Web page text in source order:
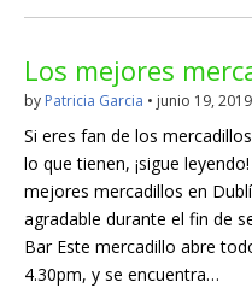
Irlanda
Blog dedicado a los que
Irlanda!
Los mejores
by Patricia Garcia • junio 19, 2019
Si eres fan de los
lo que tienen, ¡sigue
mejores mercadillos en
agradable durante el fin de
Bar Este mercadillo abre
4.30pm, y se encuentra…